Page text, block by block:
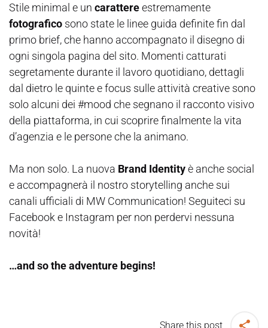
Stile minimal e un carattereestremamente
fotografico sono state le linee guida definite fin dal
primo brief, che hanno accompagnato il disegno di
ogni singola pagina del sito. Momenti catturati
segretamente durante il lavoro quotidiano, dettagli
dal dietro le quinte e focus sulle attività creative sono
solo alcuni dei #mood che segnano il racconto visivo
della piattaforma, in cui scoprire finalmente la vita
d’agenzia e le persone che la animano.
Ma non solo. La nuova Brand Identityè anche social
e accompagnerà il nostro storytelling anche sui
canali ufficiali di MW Communication! Seguiteci su
Facebook e Instagram per non perdervi nessuna
novità!
…and so the adventure begins!
Share this post